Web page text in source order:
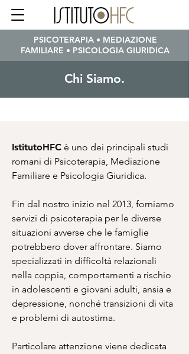
PSICOTERAPIA • MEDIAZIONE
FAMILIARE • PSICOLOGIA GIURIDICA
Chi Siamo.
IstitutoHFC è uno dei principali studi
romani di Psicoterapia, Mediazione
Familiare e Psicologia Giuridica.
Fin dal nostro inizio nel 2013, forniamo
servizi di psicoterapia per le diverse
situazioni avverse che le famiglie
potrebbero dover affrontare. Siamo
specializzati in difficoltà relazionali
nella coppia, comportamenti a rischio
in adolescenti e giovani adulti, ansia e
depressione, nonché transizioni di vita
e problemi di autostima.
Particolare attenzione viene dedicata